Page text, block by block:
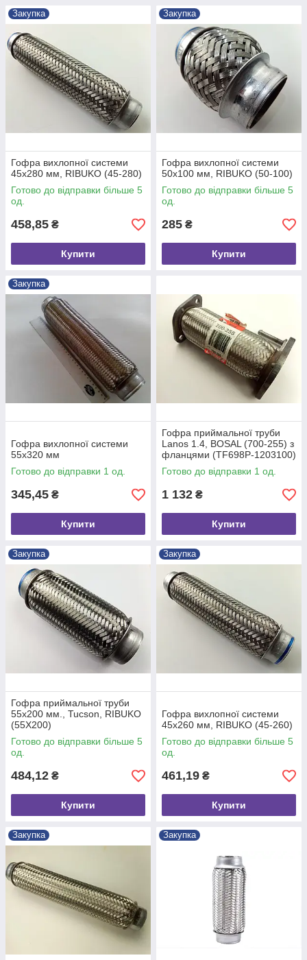
Закупка
Гофра вихлопної системи
45х280 мм, RIBUKO (45-280)
Готово до відправки більше 5
од.
458,85 ₴
Купити
Закупка
Гофра вихлопної системи
50х100 мм, RIBUKO (50-100)
Готово до відправки більше 5
од.
285 ₴
Купити
Закупка
Гофра вихлопної системи
55х320 мм
Готово до відправки 1 од.
345,45 ₴
Купити
Гофра приймальної труби
Lanos 1.4, BOSAL (700-255) з
фланцями (TF698P-1203100)
Готово до відправки 1 од.
1 132 ₴
Купити
Закупка
Гофра приймальної труби
55х200 мм., Tucson, RIBUKO
(55X200)
Готово до відправки більше 5
од.
484,12 ₴
Купити
Закупка
Гофра вихлопної системи
45х260 мм, RIBUKO (45-260)
Готово до відправки більше 5
од.
461,19 ₴
Купити
Закупка Закупка